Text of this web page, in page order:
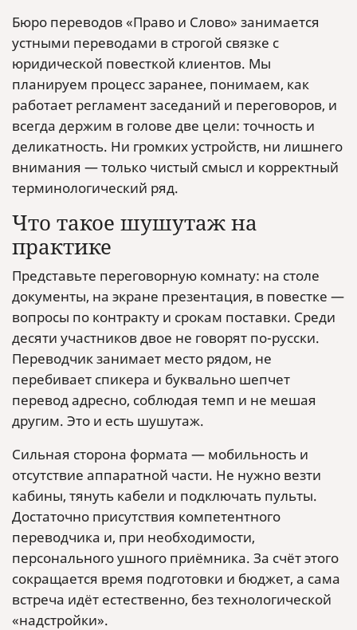
Бюро переводов «Право и Слово» занимается
устными переводами в строгой связке с
юридической повесткой клиентов. Мы
планируем процесс заранее, понимаем, как
работает регламент заседаний и переговоров, и
всегда держим в голове две цели: точность и
деликатность. Ни громких устройств, ни лишнего
внимания — только чистый смысл и корректный
терминологический ряд.
Что такое шушутаж на
практике
Представьте переговорную комнату: на столе
документы, на экране презентация, в повестке —
вопросы по контракту и срокам поставки. Среди
десяти участников двое не говорят по-русски.
Переводчик занимает место рядом, не
перебивает спикера и буквально шепчет
перевод адресно, соблюдая темп и не мешая
другим. Это и есть шушутаж.
Сильная сторона формата — мобильность и
отсутствие аппаратной части. Не нужно везти
кабины, тянуть кабели и подключать пульты.
Достаточно присутствия компетентного
переводчика и, при необходимости,
персонального ушного приёмника. За счёт этого
сокращается время подготовки и бюджет, а сама
встреча идёт естественно, без технологической
«надстройки».